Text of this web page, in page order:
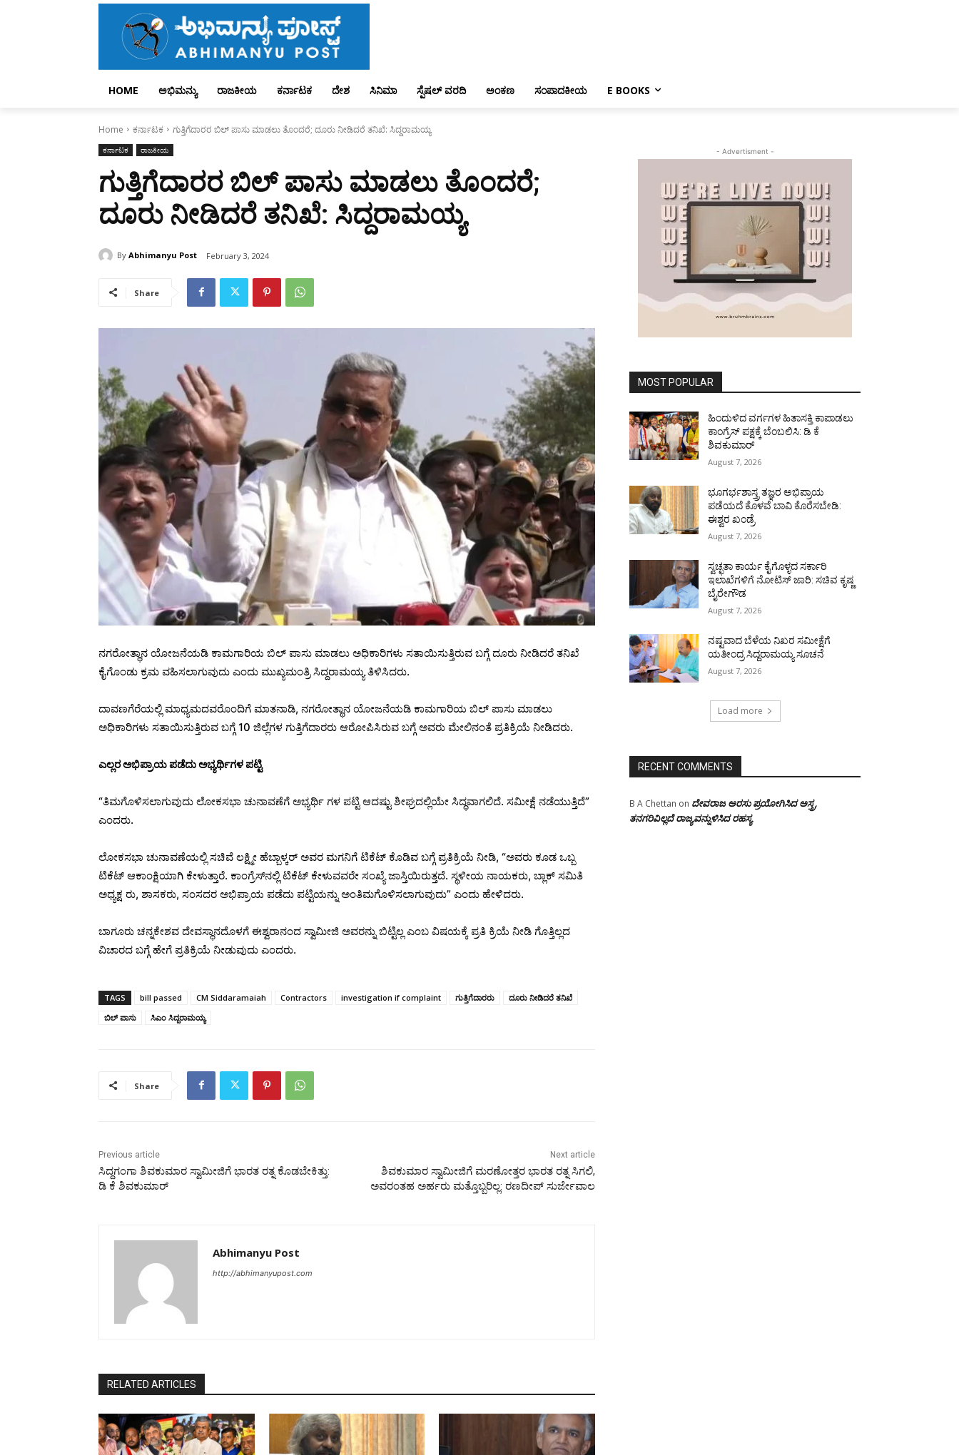
HOME ಅಭಿಮನ್ಯು ರಾಜಕೀಯ ಕರ್ನಾಟಕ ದೇಶ ಸಿನಿಮಾ ಸ್ಪೆಷಲ್ ವರದಿ ಅಂಕಣ ಸಂಪಾದಕೀಯ E BOOKS
Home ಕರ್ನಾಟಕ ಗುತ್ತಿಗೆದಾರರ ಬಿಲ್ ಪಾಸು ಮಾಡಲು ತೊಂದರೆ; ದೂರು ನೀಡಿದರೆ ತನಿಖೆ: ಸಿದ್ದರಾಮಯ್ಯ
ಕರ್ನಾಟಕ ರಾಜಕೀಯ
ಗುತ್ತಿಗೆದಾರರ ಬಿಲ್ ಪಾಸು ಮಾಡಲು ತೊಂದರೆ;
ದೂರು ನೀಡಿದರೆ ತನಿಖೆ: ಸಿದ್ದರಾಮಯ್ಯ
By Abhimanyu Post February 3, 2024
Share
ನಗರೋತ್ಥಾನ ಯೋಜನೆಯಡಿ ಕಾಮಗಾರಿಯ ಬಿಲ್ ಪಾಸು ಮಾಡಲು ಅಧಿಕಾರಿಗಳು ಸತಾಯಿಸುತ್ತಿರುವ ಬಗ್ಗೆ ದೂರು ನೀಡಿದರೆ ತನಿಖೆ
ಕೈಗೊಂಡು ಕ್ರಮ ವಹಿಸಲಾಗುವುದು ಎಂದು ಮುಖ್ಯಮಂತ್ರಿ ಸಿದ್ದರಾಮಯ್ಯ ತಿಳಿಸಿದರು.
ದಾವಣಗೆರೆಯಲ್ಲಿ ಮಾಧ್ಯಮದವರೊಂದಿಗೆ ಮಾತನಾಡಿ, ನಗರೋತ್ಥಾನ ಯೋಜನೆಯಡಿ ಕಾಮಗಾರಿಯ ಬಿಲ್ ಪಾಸು ಮಾಡಲು
ಅಧಿಕಾರಿಗಳು ಸತಾಯಿಸುತ್ತಿರುವ ಬಗ್ಗೆ 10 ಜಿಲ್ಲೆಗಳ ಗುತ್ತಿಗೆದಾರರು ಆರೋಪಿಸಿರುವ ಬಗ್ಗೆ ಅವರು ಮೇಲಿನಂತೆ ಪ್ರತಿಕ್ರಿಯೆ ನೀಡಿದರು.
ಎಲ್ಲರ ಅಭಿಪ್ರಾಯ ಪಡೆದು ಅಭ್ಯರ್ಥಿಗಳ ಪಟ್ಟಿ
“ತಿಮಗೊಳಿಸಲಾಗುವುದು ಲೋಕಸಭಾ ಚುನಾವಣೆಗೆ ಅಭ್ಯರ್ಥಿ ಗಳ ಪಟ್ಟಿ ಆದಷ್ಟು ಶೀಘ್ರದಲ್ಲಿಯೇ ಸಿದ್ಧವಾಗಲಿದೆ. ಸಮೀಕ್ಷೆ ನಡೆಯುತ್ತಿದೆ”
ಎಂದರು.
ಲೋಕಸಭಾ ಚುನಾವಣೆಯಲ್ಲಿ ಸಚಿವೆ ಲಕ್ಷ್ಮೀ ಹೆಬ್ಬಾಳ್ಕರ್ ಅವರ ಮಗನಿಗೆ ಟಿಕೆಟ್ ಕೊಡಿವ ಬಗ್ಗೆ ಪ್ರತಿಕ್ರಿಯೆ ನೀಡಿ, “ಅವರು ಕೂಡ ಒಬ್ಬ
ಟಿಕೆಟ್ ಆಕಾಂಕ್ಷಿಯಾಗಿ ಕೇಳುತ್ತಾರೆ. ಕಾಂಗ್ರೆಸ್‌ನಲ್ಲಿ ಟಿಕೆಟ್ ಕೇಳುವವರೇ ಸಂಖ್ಯೆ ಜಾಸ್ತಿಯಿರುತ್ತದೆ. ಸ್ಥಳೀಯ ನಾಯಕರು, ಬ್ಲಾಕ್ ಸಮಿತಿ
ಅಧ್ಯಕ್ಷ ರು, ಶಾಸಕರು, ಸಂಸದರ ಅಭಿಪ್ರಾಯ ಪಡೆದು ಪಟ್ಟಿಯನ್ನು ಅಂತಿಮಗೊಳಿಸಲಾಗುವುದು” ಎಂದು ಹೇಳಿದರು.
ಬಾಗೂರು ಚನ್ನಕೇಶವ ದೇವಸ್ಥಾನದೊಳಗೆ ಈಶ್ವರಾನಂದ ಸ್ವಾಮೀಜಿ ಅವರನ್ನು ಬಿಟ್ಟಿಲ್ಲ ಎಂಬ ವಿಷಯಕ್ಕೆ ಪ್ರತಿ ಕ್ರಿಯೆ ನೀಡಿ ಗೊತ್ತಿಲ್ಲದ
ವಿಚಾರದ ಬಗ್ಗೆ ಹೇಗೆ ಪ್ರತಿಕ್ರಿಯೆ ನೀಡುವುದು ಎಂದರು.
TAGS bill passed CM Siddaramaiah Contractors investigation if complaint ಗುತ್ತಿಗೆದಾರರು
ದೂರು ನೀಡಿದರೆ ತನಿಖೆ
ಬಿಲ್ ಪಾಸು
ಸಿಎಂ ಸಿದ್ದರಾಮಯ್ಯ
Share
Previous article
ಸಿದ್ದಗಂಗಾ ಶಿವಕುಮಾರ ಸ್ವಾಮೀಜಿಗೆ ಭಾರತ ರತ್ನ ಕೊಡಬೇಕಿತ್ತು:
ಡಿ ಕೆ ಶಿವಕುಮಾರ್‌
Next article
ಶಿವಕುಮಾರ ಸ್ವಾಮೀಜಿಗೆ ಮರಣೋತ್ತರ ಭಾರತ ರತ್ನ ಸಿಗಲಿ,
ಅವರಂತಹ ಅರ್ಹರು ಮತ್ತೊಬ್ಬರಿಲ್ಲ: ರಣದೀಪ್‌ ಸುರ್ಜೇವಾಲ
Abhimanyu Post
http://abhimanyupost.com
RELATED ARTICLES
- Advertisment -
MOST POPULAR
ಹಿಂದುಳಿದ ವರ್ಗಗಳ ಹಿತಾಸಕ್ತಿ ಕಾಪಾಡಲು
ಕಾಂಗ್ರೆಸ್ ಪಕ್ಷಕ್ಕೆ ಬೆಂಬಲಿಸಿ: ಡಿ ಕೆ
ಶಿವಕುಮಾರ್
August 7, 2026
ಭೂಗರ್ಭಶಾಸ್ತ್ರ ತಜ್ಞರ ಅಭಿಪ್ರಾಯ
ಪಡೆಯದೆ ಕೊಳವೆ ಬಾವಿ ಕೊರೆಸಬೇಡಿ:
ಈಶ್ವರ ಖಂಡ್ರೆ
August 7, 2026
ಸ್ವಚ್ಛತಾ ಕಾರ್ಯ ಕೈಗೊಳ್ಳದ ಸರ್ಕಾರಿ
ಇಲಾಖೆಗಳಿಗೆ ನೋಟಿಸ್ ಜಾರಿ: ಸಚಿವ ಕೃಷ್ಣ
ಬೈರೇಗೌಡ
August 7, 2026
ನಷ್ಟವಾದ ಬೆಳೆಯ ನಿಖರ ಸಮೀಕ್ಷೆಗೆ
ಯತೀಂದ್ರ ಸಿದ್ದರಾಮಯ್ಯ ಸೂಚನೆ
August 7, 2026
Load more
RECENT COMMENTS
B A Chettan on ದೇವರಾಜ ಅರಸು ಪ್ರಯೋಗಿಸಿದ ಅಸ್ತ್ರ,
ತನಗರಿವಿಲ್ಲದೆ ರಾಜ್ಯವನ್ನುಳಿಸಿದ ರಹಸ್ಯ